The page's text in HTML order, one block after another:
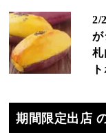
2/
が
札
期間限定出店